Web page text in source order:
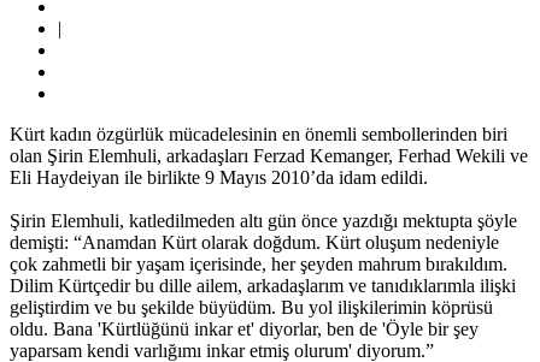
|
Kürt kadın özgürlük mücadelesinin en önemli sembollerinden biri
olan Şirin Elemhuli, arkadaşları Ferzad Kemanger, Ferhad Wekili ve
Eli Haydeiyan ile birlikte 9 Mayıs 2010’da idam edildi.
Şirin Elemhuli, katledilmeden altı gün önce yazdığı mektupta şöyle
demişti: “Anamdan Kürt olarak doğdum. Kürt oluşum nedeniyle
çok zahmetli bir yaşam içerisinde, her şeyden mahrum bırakıldım.
Dilim Kürtçedir bu dille ailem, arkadaşlarım ve tanıdıklarımla ilişki
geliştirdim ve bu şekilde büyüdüm. Bu yol ilişkilerimin köprüsü
oldu. Bana 'Kürtlüğünü inkar et' diyorlar, ben de 'Öyle bir şey
yaparsam kendi varlığımı inkar etmiş olurum' diyorum.”